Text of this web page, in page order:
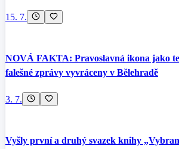
15. 7.
NOVÁ FAKTA: Pravoslavná ikona jako
falešné zprávy vyvráceny v Bělehradě
3. 7.
Vyšly první a druhý svazek knihy